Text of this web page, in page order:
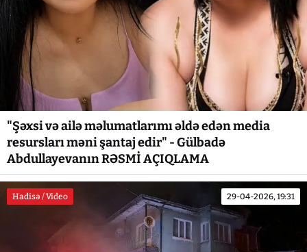
"Şəxsi və ailə məlumatlarımı əldə edən media
resursları məni şantaj edir" - Gülbadə
Abdullayevanın RƏSMİ AÇIQLAMA
Hadisə / Video 29-04-2026, 19:31